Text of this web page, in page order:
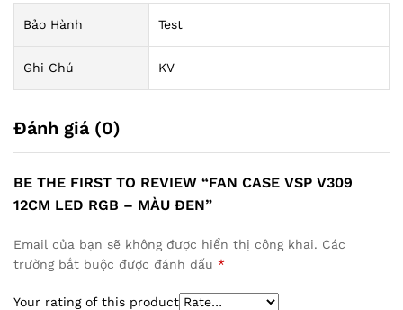
Bảo Hành Test
Ghi Chú KV
Đánh giá (0)
BE THE FIRST TO REVIEW “FAN CASE VSP V309
12CM LED RGB – MÀU ĐEN”
Email của bạn sẽ không được hiển thị công khai. Các
trường bắt buộc được đánh dấu *
Your rating of this product